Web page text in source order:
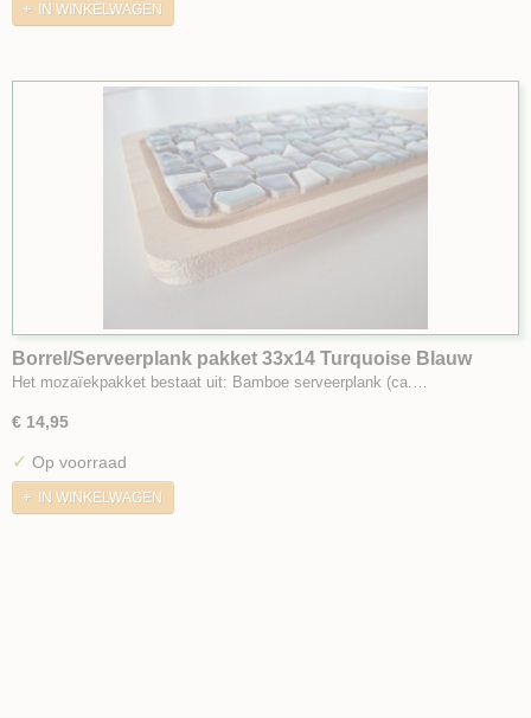
IN WINKELWAGEN
Borrel/Serveerplank pakket 33x14 Turquoise Blauw
Het mozaïekpakket bestaat uit: Bamboe serveerplank (ca.…
€ 14,95
✓ Op voorraad
IN WINKELWAGEN